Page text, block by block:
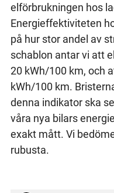
elförbrukningen hos
Energieffektiviteten
på hur stor andel av
schablon antar vi att
20 kWh/100 km, och
kWh/100 km.
denna indikator ska
våra nya bilars
exakt mått. Vi
rubusta.